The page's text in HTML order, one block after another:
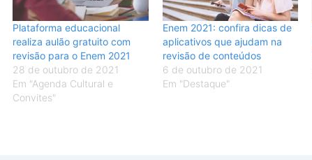
Plataforma educacional
realiza aulão gratuito com
revisão para o Enem 2021
28 de outubro de 2021
Em "Agenda Cultural e
Convites"
Enem 2021: confira dicas de
aplicativos que ajudam na
revisão de conteúdos
6 de outubro de 2021
Em "Destaque"